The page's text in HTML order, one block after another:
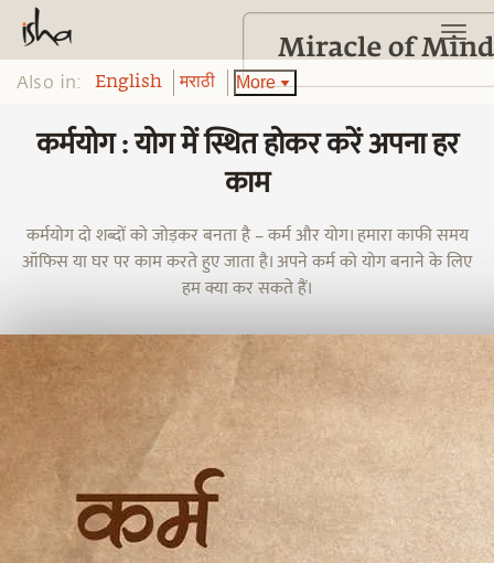
Also in: English मराठी More
कर्मयोग : योग में स्थित होकर करें अपना हर
काम
कर्मयोग दो शब्दों को जोड़कर बनता है – कर्म और योग। हमारा काफी समय
ऑफिस या घर पर काम करते हुए जाता है। अपने कर्म को योग बनाने के लिए
हम क्या कर सकते हैं।